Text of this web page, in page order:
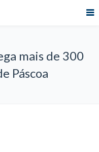
mais de 300
Páscoa